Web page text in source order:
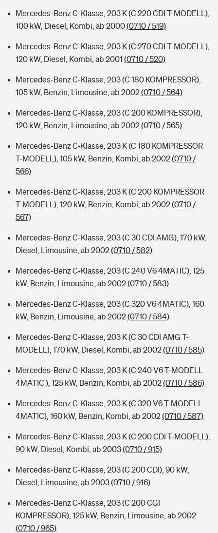
Mercedes-Benz C-Klasse, 203 K (C 220 CDI T-MODELL),
100 kW, Diesel, Kombi, ab 2000(0710 / 519)
Mercedes-Benz C-Klasse, 203 K (C 270 CDI T-MODELL),
120 kW, Diesel, Kombi, ab 2001 (0710 / 520)
Mercedes-Benz C-Klasse, 203 (C 180 KOMPRESSOR),
105 kW, Benzin, Limousine, ab 2002(0710 / 564)
Mercedes-Benz C-Klasse, 203 (C 200 KOMPRESSOR),
120 kW, Benzin, Limousine, ab 2002(0710 / 565)
Mercedes-Benz C-Klasse, 203 K (C 180 KOMPRESSOR
T-MODELL), 105 kW, Benzin, Kombi, ab 2002(0710 /
566)
Mercedes-Benz C-Klasse, 203 K (C 200 KOMPRESSOR
T-MODELL), 120 kW, Benzin, Kombi, ab 2002(0710 /
567)
Mercedes-Benz C-Klasse, 203 (C 30 CDI AMG), 170 kW,
Diesel, Limousine, ab 2002(0710 / 582)
Mercedes-Benz C-Klasse, 203 (C 240 V6 4MATIC), 125
kW, Benzin, Limousine, ab 2002(0710 / 583)
Mercedes-Benz C-Klasse, 203 (C 320 V6 4MATIC), 160
kW, Benzin, Limousine, ab 2002(0710 / 584)
Mercedes-Benz C-Klasse, 203 K (C 30 CDI AMG T-
MODELL), 170 kW, Diesel, Kombi, ab 2002(0710 / 585)
Mercedes-Benz C-Klasse, 203 K (C 240 V6 T-MODELL
4MATIC ), 125 kW, Benzin, Kombi, ab 2002(0710 / 586)
Mercedes-Benz C-Klasse, 203 K (C 320 V6 T-MODELL
4MATIC), 160 kW, Benzin, Kombi, ab 2002(0710 / 587)
Mercedes-Benz C-Klasse, 203 K (C 200 CDI T-MODELL),
90 kW, Diesel, Kombi, ab 2003(0710 / 915)
Mercedes-Benz C-Klasse, 203 (C 200 CDI), 90 kW,
Diesel, Limousine, ab 2003(0710 / 916)
Mercedes-Benz C-Klasse, 203 (C 200 CGI
KOMPRESSOR), 125 kW, Benzin, Limousine, ab 2002
(0710 / 965)